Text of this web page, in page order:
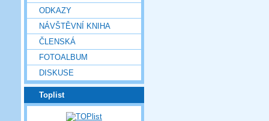
ODKAZY
NÁVŠTĚVNÍ KNIHA
ČLENSKÁ
FOTOALBUM
DISKUSE
Toplist